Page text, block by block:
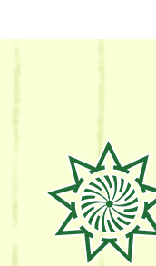
熊
取
町
Kumatori